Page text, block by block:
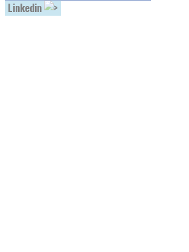
Linkedin